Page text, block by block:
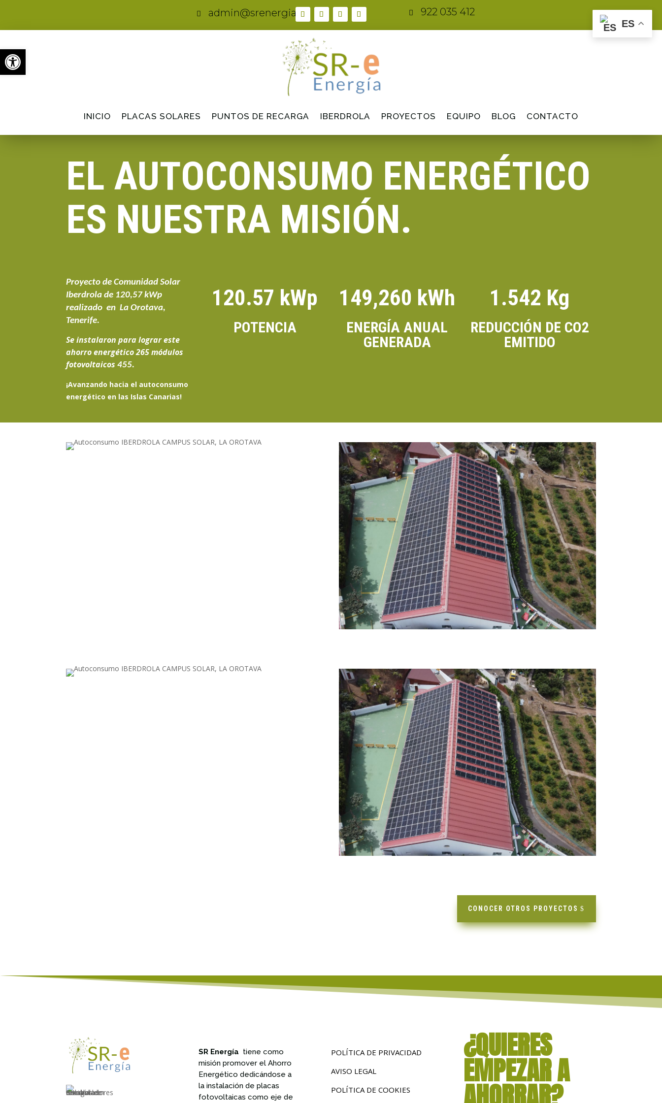
Abrir barra de herramientas
 admin@srenergia.es  922 035 412
INICIO PLACAS SOLARES PUNTOS DE RECARGA IBERDROLA PROYECTOS EQUIPO BLOG CONTACTO
EL AUTOCONSUMO ENERGÉTICO
ES NUESTRA MISIÓN.
Proyecto de Comunidad Solar
Iberdrola de 120,57 kWp
realizado en La Orotava,
Tenerife.
Se instalaron para lograr este
ahorro energético265 módulos
fotovoltaicos 455.
¡Avanzando hacia el autoconsumo
energético en las Islas Canarias!
120.57 kWp
POTENCIA
149,260 kWh
ENERGÍA ANUAL
GENERADA
1.542 Kg
REDUCCIÓN DE CO2
EMITIDO
CONOCER OTROS PROYECTOS
SR Energía tiene como
misión promover el Ahorro
Energético dedicándose a
la instalación de placas
fotovoltaicas como eje de
POLÍTICA DE PRIVACIDAD
AVISO LEGAL
POLÍTICA DE COOKIES
¿QUIERES
EMPEZAR A
ES